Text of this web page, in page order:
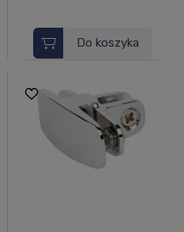
Do koszyka